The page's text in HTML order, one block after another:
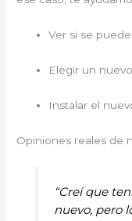
Ver si se
Elegir un
Instalar el
Opiniones reales de
“Creí que
nuevo, pero